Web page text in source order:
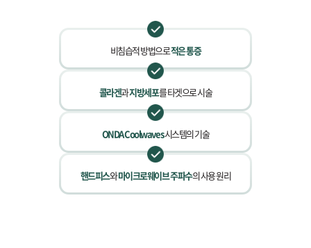
비침습적 방법으로적은 통증
콜라겐과지방세포를 타겟으로 시술
ONDA Coolwaves시스템의 기술
핸드피스와마이크로웨이브 주파수의 사용 원리